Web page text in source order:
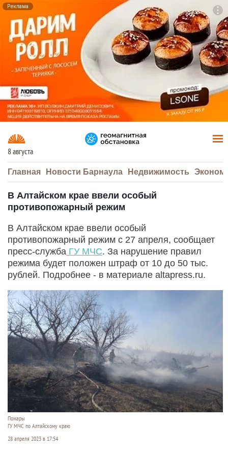
Реклама
8 августа
Главная Новости Барнаула Недвижимость
В Алтайском крае ввели особый
противопожарный режим
В Алтайском крае ввели особый
противопожарный режим с 27 апреля, сообщает
пресс-служба ГУ МЧС. За нарушение правил
режима будет положен штраф от 10 до 50 тыс.
рублей. Подробнее - в материале altapress.ru.
Пожары
ГУ МЧС по Алтайскому краю
28 апреля 2023 в 17:54